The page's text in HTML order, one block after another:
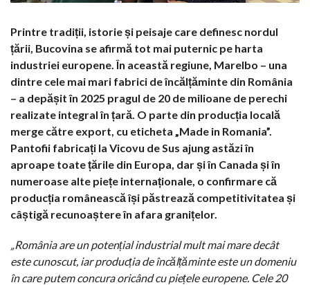
Printre tradiții, istorie și peisaje care definesc nordul
țării, Bucovina se afirmă tot mai puternic pe harta
industriei europene. În această regiune, Marelbo – una
dintre cele mai mari fabrici de încălțăminte din România
– a depășit în 2025 pragul de 20 de milioane de perechi
realizate integral în țară. O parte din producția locală
merge către export, cu eticheta „Made in Romania”.
Pantofii fabricați la Vicovu de Sus ajung astăzi în
aproape toate țările din Europa, dar și în Canada și în
numeroase alte piețe internaționale, o confirmare că
producția românească își păstrează competitivitatea și
câștigă recunoaștere în afara granițelor.
„România are un potențial industrial mult mai mare decât
este cunoscut, iar producția de încălțăminte este un domeniu
în care putem concura oricând cu piețele europene. Cele 20